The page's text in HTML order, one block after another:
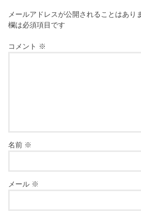
メールアドレスが公開されることはあり
欄は必須項目です
コメント ※
名前 ※
メール ※